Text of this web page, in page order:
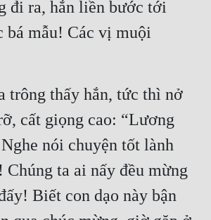
đi ra, hắn liền bước tới
bá mẫu! Các vị muội
trông thấy hắn, tức thì nở
cất giọng cao: “Lương
nói chuyện tốt lành
ta ai nấy đều mừng
Biết con dạo này bận